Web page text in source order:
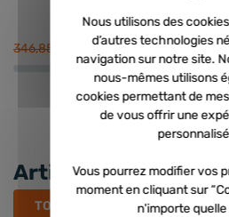
346,85 €
Articles récents
TOUS LES ARTICLES
Nous utilisons des
d’autres technologies
navigation sur notre site.
nous-mêmes utilisons
cookies permettant de
de vous offrir une
Vous pourrez modifier vos
moment en cliquant sur
n'importe quelle